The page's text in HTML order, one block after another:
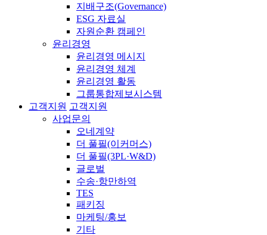
지배구조(Governance)
ESG 자료실
자원순환 캠페인
윤리경영
윤리경영 메시지
윤리경영 체계
윤리경영 활동
그룹통합제보시스템
고객지원 고객지원
사업문의
오네계약
더 풀필(이커머스)
더 풀필(3PL·W&D)
글로벌
수송·항만하역
TES
패키징
마케팅/홍보
기타